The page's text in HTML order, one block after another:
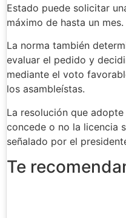
Estado puede solicitar
máximo de hasta un mes.
La norma también
evaluar el pedido y
mediante el voto
los asambleístas.
La resolución que
concede o no la licencia
señalado por el
Te